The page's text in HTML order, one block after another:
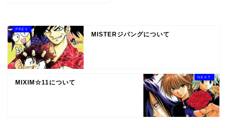
MISTERジパングについて
MIXIM☆11について